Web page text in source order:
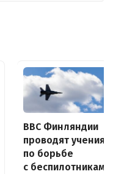
ВВС Финляндии
проводят учения
по борьбе
с беспилотниками